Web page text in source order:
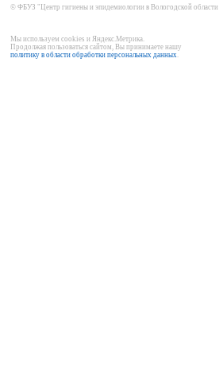
© ФБУЗ "Центр гигиены и эпидемиологии в Вологодской области
Мы используем cookies и Яндекс.Метрика.
Продолжая пользоваться сайтом, Вы принимаете нашу
политику в области обработки персональных данных.